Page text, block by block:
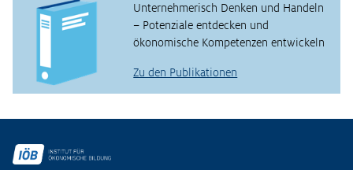
Unternehmerisch Denken und Handeln
– Potenziale entdecken und
ökonomische Kompetenzen entwickeln
Zu den Publikationen